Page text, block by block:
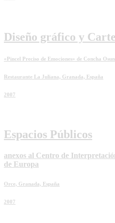
Diseño gráfico y
«Pincel Preciso de Emociones» de Concha
Restaurante La Juliana, Granada, España
2007
Espacios Públicos
anexos al Centro de
de Europa
Orce, Granada, España
2007